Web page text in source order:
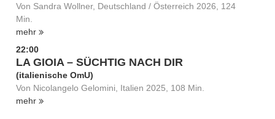
Von Sandra Wollner, Deutschland / Österreich 2026, 124
Min.
mehr
22:00
LA GIOIA – SÜCHTIG NACH DIR
(italienische OmU)
Von Nicolangelo Gelomini, Italien 2025, 108 Min.
mehr